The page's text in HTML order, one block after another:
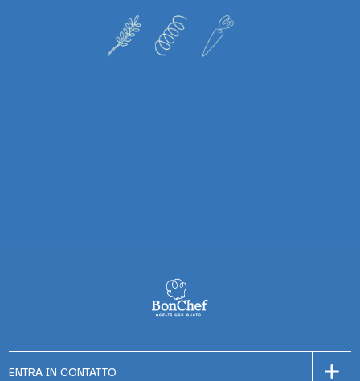
ENTRA IN CONTATTO